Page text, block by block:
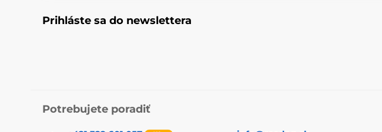
Prihláste sa do newslettera
Potrebujete poradiť